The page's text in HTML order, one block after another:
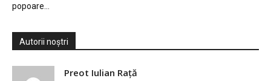
popoare…
Autorii noștri
Preot Iulian Raţă